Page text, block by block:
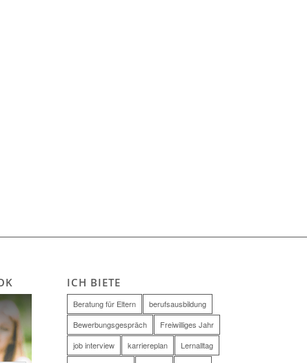
ICH BIETE
Beratung für Eltern
berufsausbildung
Bewerbungsgespräch
Freiwilliges Jahr
job interview
karriereplan
Lernalltag